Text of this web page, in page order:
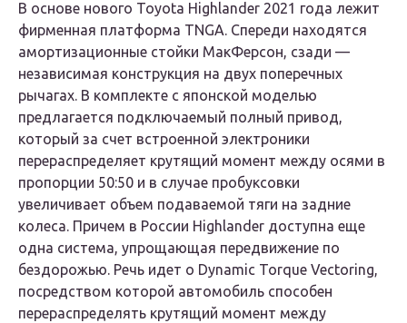
В основе нового Toyota Highlander 2021 года лежит
фирменная платформа TNGA. Спереди находятся
амортизационные стойки МакФерсон, сзади —
независимая конструкция на двух поперечных
рычагах. В комплекте с японской моделью
предлагается подключаемый полный привод,
который за счет встроенной электроники
перераспределяет крутящий момент между осями в
пропорции 50:50 и в случае пробуксовки
увеличивает объем подаваемой тяги на задние
колеса. Причем в России Highlander доступна еще
одна система, упрощающая передвижение по
бездорожью. Речь идет о Dynamic Torque Vectoring,
посредством которой автомобиль способен
перераспределять крутящий момент между